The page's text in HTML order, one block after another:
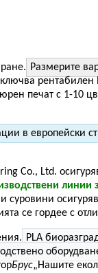
Размерите
рентабилен
печат с 1-10
в европейски
Co., Ltd.
линии
суровини
се гордее с
PLA
Брус„Нашите